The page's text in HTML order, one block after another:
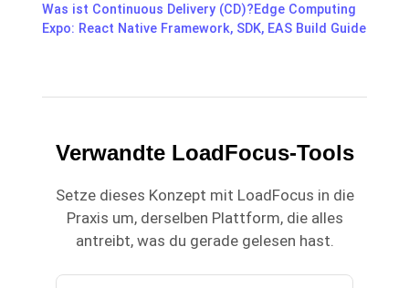
Was ist Continuous Delivery (CD)?Edge Computing
Expo: React Native Framework, SDK, EAS Build Guide
Verwandte LoadFocus-Tools
Setze dieses Konzept mit LoadFocus in die
Praxis um, derselben Plattform, die alles
antreibt, was du gerade gelesen hast.